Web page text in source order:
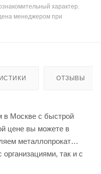
характер.
менеджером при
ОТЗЫВЫ
в Москве с быстрой
цене вы можете в
металлопрокат
так и с